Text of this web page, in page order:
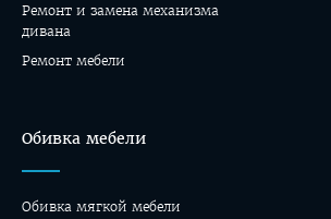
Ремонт и замена механизма
дивана
Ремонт мебели
Обивка мебели
Обивка мягкой мебели